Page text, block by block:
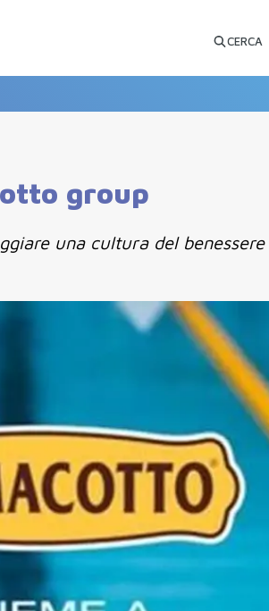
CERCA
group
una cultura del